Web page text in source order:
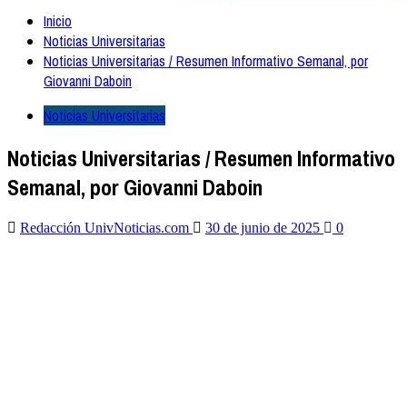
Inicio
Noticias Universitarias
Noticias Universitarias / Resumen Informativo Semanal, por
Giovanni Daboin
Noticias Universitarias
Noticias Universitarias / Resumen Informativo
Semanal, por Giovanni Daboin
Redacción UnivNoticias.com 30 de junio de 2025 0